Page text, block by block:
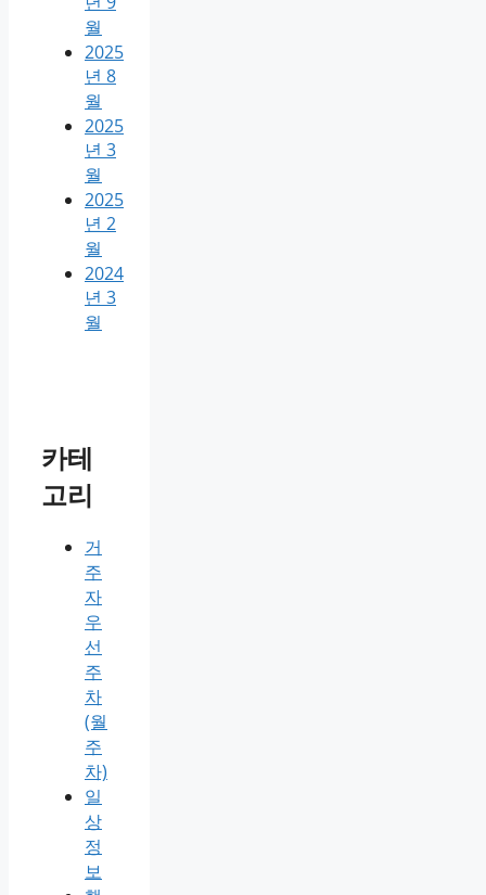
월
2025
년 8
월
2025
년 3
월
2025
년 2
월
2024
년 3
월
카테
고리
거
주
자
우
선
주
차
(월
주
차)
일
상
정
보